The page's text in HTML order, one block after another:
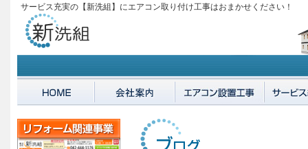
サービス充実の【新洗組】にエアコン取り付け工事はおまかせください！